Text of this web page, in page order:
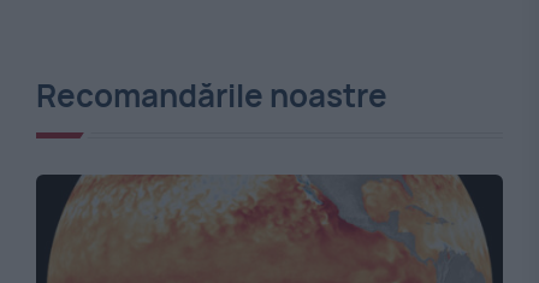
Recomandările noastre